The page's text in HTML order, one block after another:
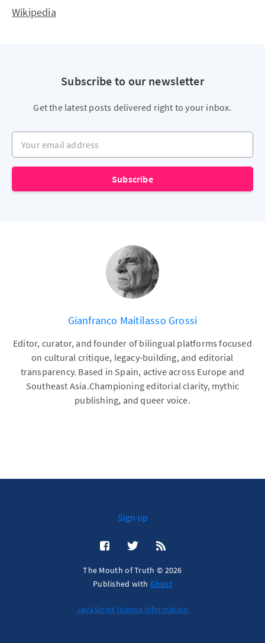
Wikipedia
Subscribe to our newsletter
Get the latest posts delivered right to your inbox.
Your email address
Subscribe
Gianfranco Maitilasso Grossi
Editor, curator, and founder of bilingual platforms focused
on cultural critique, legacy-building, and editorial
transparency. Based in Spain, active across Europe and
Southeast Asia.Championing editorial clarity, mythic
publishing, and queer voice.
Sign up
The Mouth of Truth © 2026
Published with Ghost
JavaScript license information